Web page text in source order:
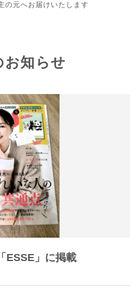
の元へお届けいたします
お知らせ
ESSE」に掲載